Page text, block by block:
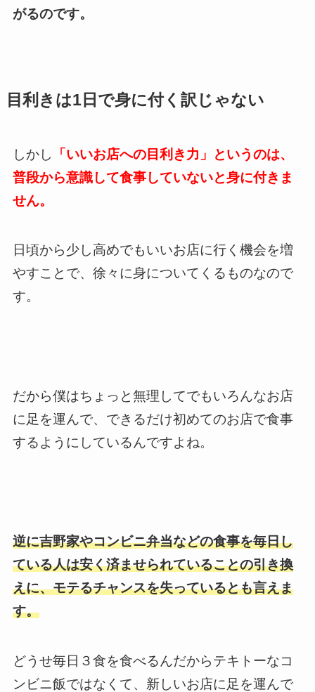
がるのです。
目利きは1日で身に付く訳じゃない
しかし
「いいお店への目利き力」というのは、
普段から意識して食事していないと身に付きま
せん。
日頃から少し高めでもいいお店に行く機会を増
やすことで、徐々に身についてくるものなので
す。
だから僕はちょっと無理してでもいろんなお店
に足を運んで、できるだけ初めてのお店で食事
するようにしているんですよね。
逆に吉野家やコンビニ弁当などの食事を毎日し
ている人は安く済ませられていることの引き換
えに、モテるチャンスを失っているとも言えま
す。
どうせ毎日３食を食べるんだからテキトーなコ
ンビニ飯ではなくて、新しいお店に足を運んで